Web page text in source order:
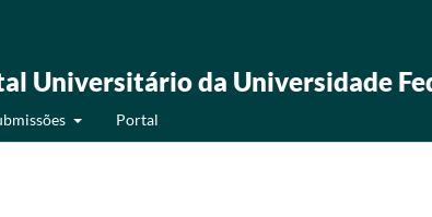
Universitário da Universidade
Portal